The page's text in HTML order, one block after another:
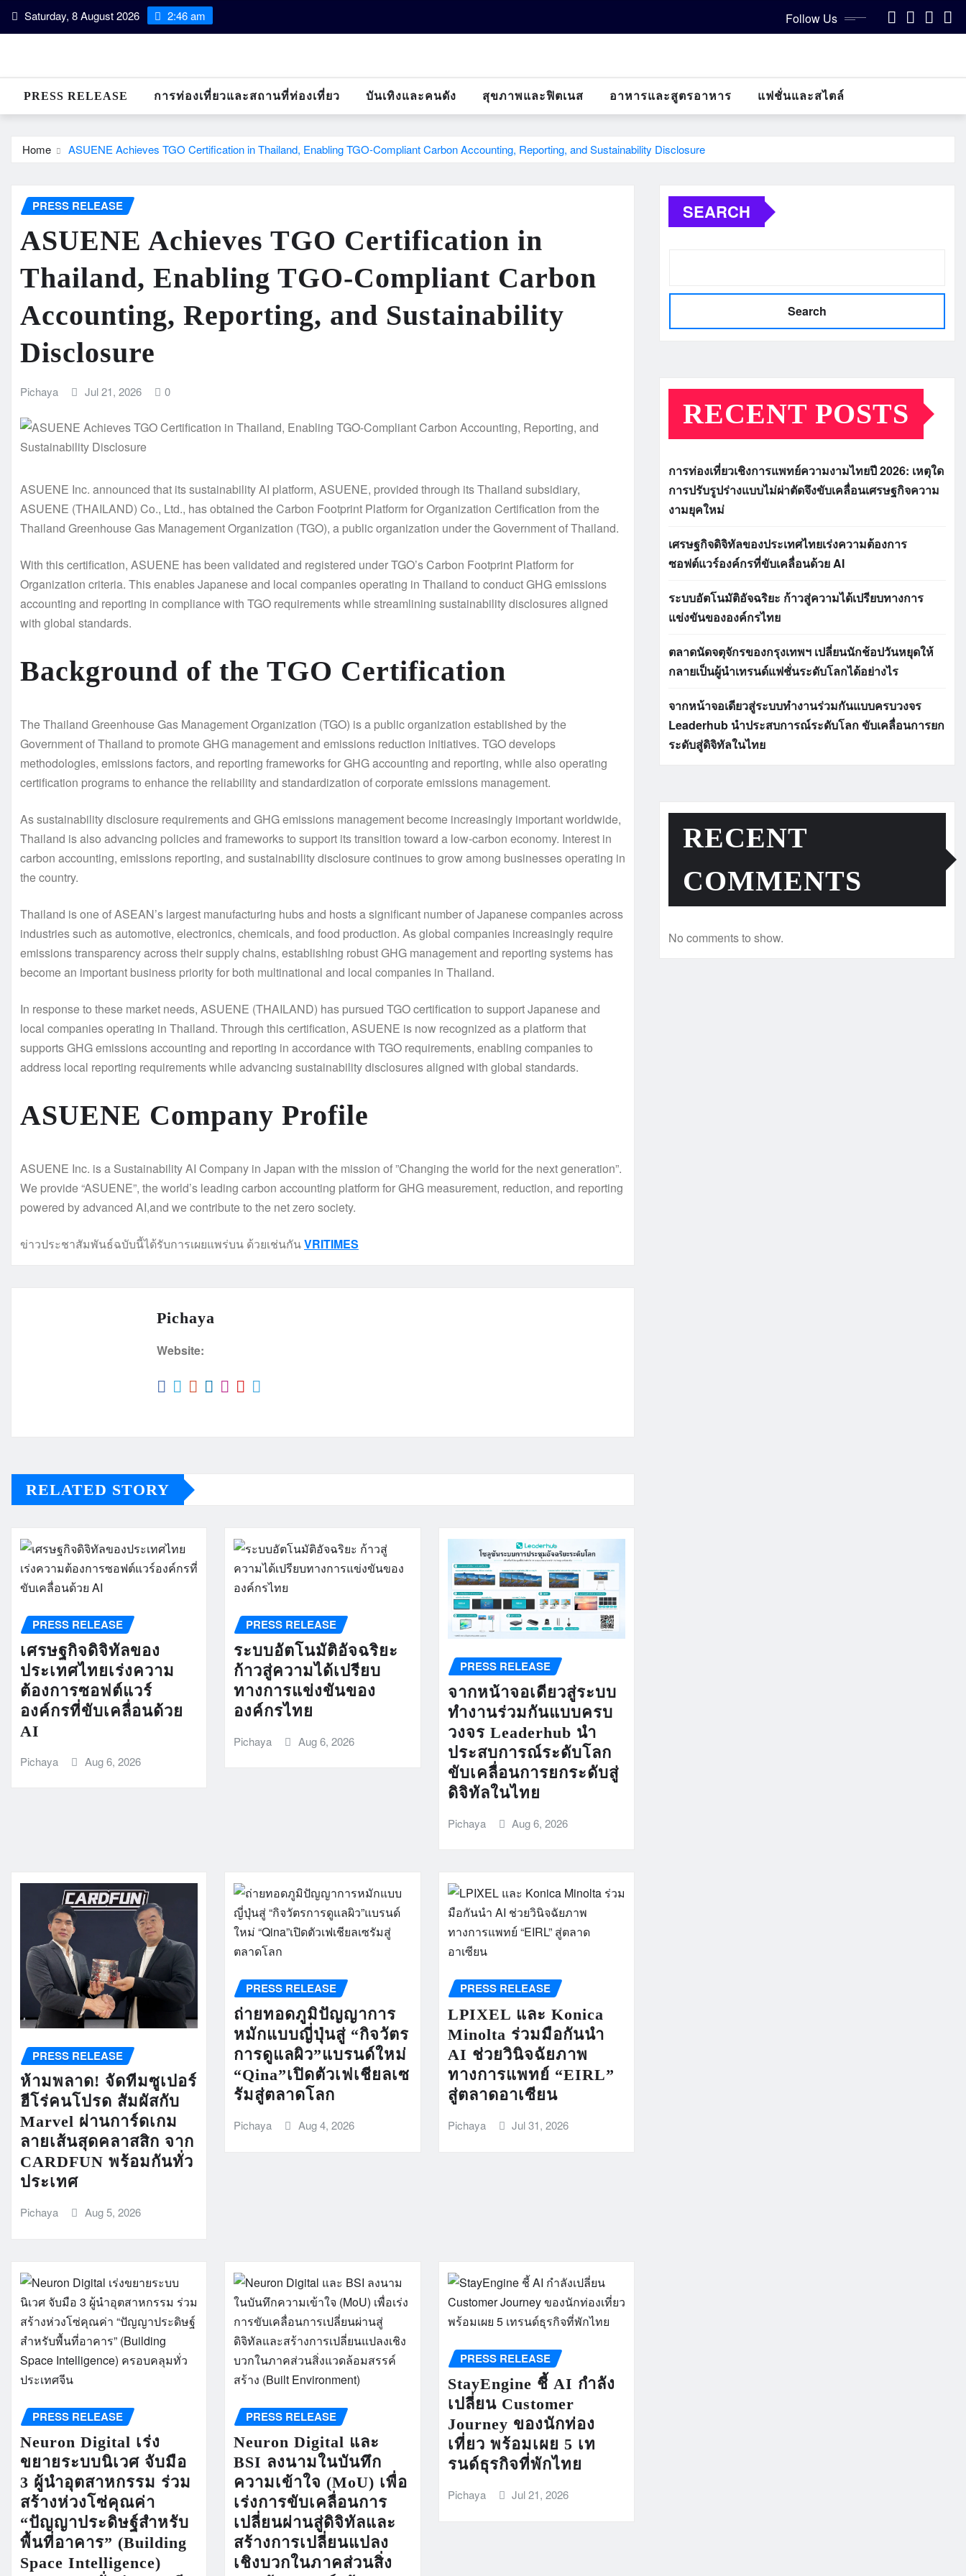
Skip Saturday, 8 August 2026 2:46 am Follow Us
PRESS RELEASE การท่องเที่ยวและสถานที่ท่องเที่ยว บันเทิงและคนดัง สุขภาพและฟิตเนส อาหารและสูตรอาหาร แฟชั่นและสไตล์
Home ASUENE Achieves TGO Certification in Thailand, Enabling TGO-Compliant Carbon Accounting, Reporting, and Sustainability Disclosure
PRESS RELEASE
ASUENE Achieves TGO Certification in
Thailand, Enabling TGO-Compliant Carbon
Accounting, Reporting, and Sustainability
Disclosure
Pichaya Jul 21, 2026 0
ASUENE Inc. announced that its sustainability AI platform, ASUENE, provided through its Thailand subsidiary,
ASUENE (THAILAND) Co., Ltd., has obtained the Carbon Footprint Platform for Organization Certification from the
Thailand Greenhouse Gas Management Organization (TGO), a public organization under the Government of Thailand.
With this certification, ASUENE has been validated and registered under TGO’s Carbon Footprint Platform for
Organization criteria. This enables Japanese and local companies operating in Thailand to conduct GHG emissions
accounting and reporting in compliance with TGO requirements while streamlining sustainability disclosures aligned
with global standards.
Background of the TGO Certification
The Thailand Greenhouse Gas Management Organization (TGO) is a public organization established by the
Government of Thailand to promote GHG management and emissions reduction initiatives. TGO develops
methodologies, emissions factors, and reporting frameworks for GHG accounting and reporting, while also operating
certification programs to enhance the reliability and standardization of corporate emissions management.
As sustainability disclosure requirements and GHG emissions management become increasingly important worldwide,
Thailand is also advancing policies and frameworks to support its transition toward a low-carbon economy. Interest in
carbon accounting, emissions reporting, and sustainability disclosure continues to grow among businesses operating in
the country.
Thailand is one of ASEAN’s largest manufacturing hubs and hosts a significant number of Japanese companies across
industries such as automotive, electronics, chemicals, and food production. As global companies increasingly require
emissions transparency across their supply chains, establishing robust GHG management and reporting systems has
become an important business priority for both multinational and local companies in Thailand.
In response to these market needs, ASUENE (THAILAND) has pursued TGO certification to support Japanese and
local companies operating in Thailand. Through this certification, ASUENE is now recognized as a platform that
supports GHG emissions accounting and reporting in accordance with TGO requirements, enabling companies to
address local reporting requirements while advancing sustainability disclosures aligned with global standards.
ASUENE Company Profile
ASUENE Inc. is a Sustainability AI Company in Japan with the mission of ”Changing the world for the next generation”.
We provide “ASUENE”, the world’s leading carbon accounting platform for GHG measurement, reduction, and reporting
powered by advanced AI,and we contribute to the net zero society.
ข่าวประชาสัมพันธ์ฉบับนี้ได้รับการเผยแพร่บน ด้วยเช่นกันVRITIMES
Pichaya
Website:
RELATED STORY
PRESS RELEASE
เศรษฐกิจดิจิทัลของ
ประเทศไทยเร่งความ
ต้องการซอฟต์แวร์
องค์กรที่ขับเคลื่อนด้วย
AI
Pichaya Aug 6, 2026
PRESS RELEASE
ระบบอัตโนมัติอัจฉริยะ
ก้าวสู่ความได้เปรียบ
ทางการแข่งขันของ
องค์กรไทย
Pichaya Aug 6, 2026
PRESS RELEASE
จากหน้าจอเดียวสู่ระบบ
ทำงานร่วมกันแบบครบ
วงจร Leaderhub นำ
ประสบการณ์ระดับโลก
ขับเคลื่อนการยกระดับสู่
ดิจิทัลในไทย
Pichaya Aug 6, 2026
PRESS RELEASE
ห้ามพลาด! จัดทีมซูเปอร์
ฮีโร่คนโปรด สัมผัสกับ
Marvel ผ่านการ์ดเกม
ลายเส้นสุดคลาสสิก จาก
CARDFUN พร้อมกันทั่ว
ประเทศ
Pichaya Aug 5, 2026
PRESS RELEASE
ถ่ายทอดภูมิปัญญาการ
หมักแบบญี่ปุ่นสู่ “กิจวัตร
การดูแลผิว”แบรนด์ใหม่
“Qina”เปิดตัวเฟเชียลเซ
รัมสู่ตลาดโลก
Pichaya Aug 4, 2026
PRESS RELEASE
LPIXEL และ Konica
Minolta ร่วมมือกันนำ
AI ช่วยวินิจฉัยภาพ
ทางการแพทย์ “EIRL”
สู่ตลาดอาเซียน
Pichaya Jul 31, 2026
PRESS RELEASE
Neuron Digital เร่ง
ขยายระบบนิเวศ จับมือ
3 ผู้นำอุตสาหกรรม ร่วม
สร้างห่วงโซ่คุณค่า
“ปัญญาประดิษฐ์สำหรับ
พื้นที่อาคาร” (Building
Space Intelligence)
PRESS RELEASE
Neuron Digital และ
BSI ลงนามในบันทึก
ความเข้าใจ (MoU) เพื่อ
เร่งการขับเคลื่อนการ
เปลี่ยนผ่านสู่ดิจิทัลและ
สร้างการเปลี่ยนแปลง
เชิงบวกในภาคส่วนสิ่ง
PRESS RELEASE
StayEngine ชี้ AI กำลัง
เปลี่ยน Customer
Journey ของนักท่อง
เที่ยว พร้อมเผย 5 เท
รนด์ธุรกิจที่พักไทย
Pichaya Jul 21, 2026
SEARCH
Search
RECENT POSTS
การท่องเที่ยวเชิงการแพทย์ความงามไทยปี 2026: เหตุใด
การปรับรูปร่างแบบไม่ผ่าตัดจึงขับเคลื่อนเศรษฐกิจความ
งามยุคใหม่
เศรษฐกิจดิจิทัลของประเทศไทยเร่งความต้องการ
ซอฟต์แวร์องค์กรที่ขับเคลื่อนด้วย AI
ระบบอัตโนมัติอัจฉริยะ ก้าวสู่ความได้เปรียบทางการ
แข่งขันขององค์กรไทย
ตลาดนัดจตุจักรของกรุงเทพฯ เปลี่ยนนักช้อปวันหยุดให้
กลายเป็นผู้นำเทรนด์แฟชั่นระดับโลกได้อย่างไร
จากหน้าจอเดียวสู่ระบบทำงานร่วมกันแบบครบวงจร
Leaderhub นำประสบการณ์ระดับโลก ขับเคลื่อนการยก
ระดับสู่ดิจิทัลในไทย
RECENT
COMMENTS
No comments to show.